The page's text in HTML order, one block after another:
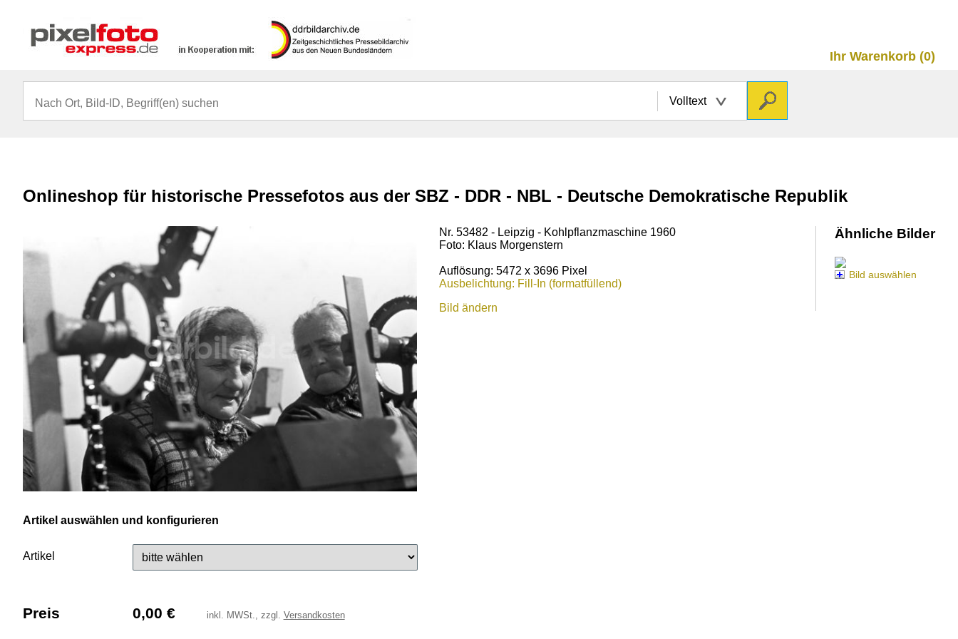
Ihr Warenkorb (0)
Volltext
Onlineshop für historische Pressefotos aus der SBZ - DDR - NBL - Deutsche Demokratische Republik
Nr. 53482 - Leipzig - Kohlpflanzmaschine 1960
Foto: Klaus Morgenstern
Auflösung: 5472 x 3696 Pixel
Ausbelichtung: Fill-In (formatfüllend)
Bild ändern
Artikel auswählen und konfigurieren
Artikel
Preis 0,00 € inkl. MWSt., zzgl. Versandkosten
Ähnliche Bilder
Bild auswählen